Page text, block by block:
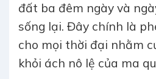
đất ba đêm ngày và
sống lại. Đây chính là
cho mọi thời đại nhằm
khỏi ách nô lệ của ma